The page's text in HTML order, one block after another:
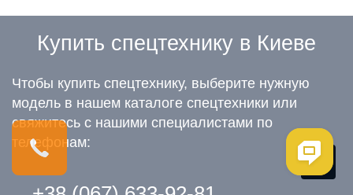
Купить спецтехнику в Киеве
Чтобы купить спецтехнику, выберите нужную
модель в нашем каталоге спецтехники или
свяжитесь с нашими специалистами по
телефонам: